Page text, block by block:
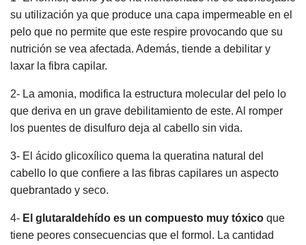
su utilización ya que produce una capa impermeable en el
pelo que no permite que este respire provocando que su
nutrición se vea afectada. Además, tiende a debilitar y
laxar la fibra capilar.
2- La amonia, modifica la estructura molecular del pelo lo
que deriva en un grave debilitamiento de este. Al romper
los puentes de disulfuro deja al cabello sin vida.
3- El ácido glicoxílico quema la queratina natural del
cabello lo que confiere a las fibras capilares un aspecto
quebrantado y seco.
4- El glutaraldehído es un compuesto muy tóxico que
tiene peores consecuencias que el formol. La cantidad